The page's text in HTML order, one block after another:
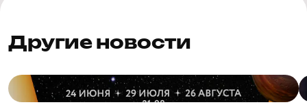
Другие новости
«Освоение
Луны»